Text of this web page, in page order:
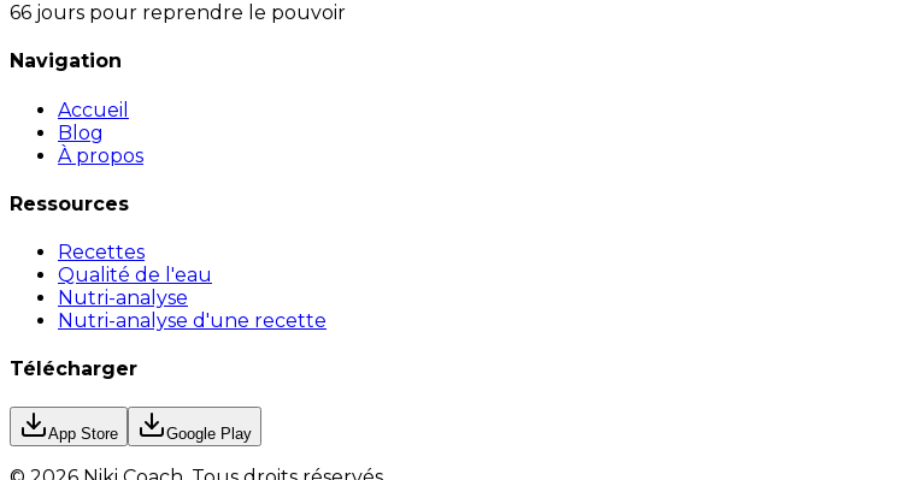
66 jours pour reprendre le pouvoir
Navigation
Accueil
Blog
À propos
Ressources
Recettes
Qualité de l'eau
Nutri-analyse
Nutri-analyse d'une recette
Télécharger
App Store Google Play